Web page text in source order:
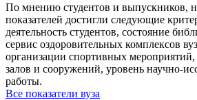
По мнению студентов и выпускников,
показателей достигли следующие
деятельность студентов, состояние
сервис оздоровительных комплексов
организации спортивных
залов и сооружений, уровень научно-
работы.
Все показатели вуза